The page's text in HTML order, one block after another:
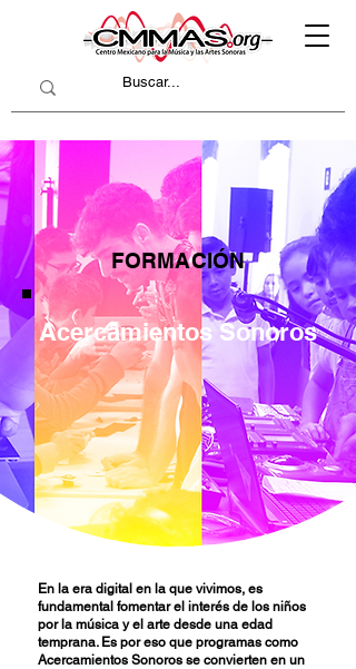
FORMACIÓN
Acercamientos Sonoros
En la era digital en la que vivimos, es
fundamental fomentar el interés de los niños
por la música y el arte desde una edad
temprana. Es por eso que programas como
Acercamientos Sonoros se convierten en un